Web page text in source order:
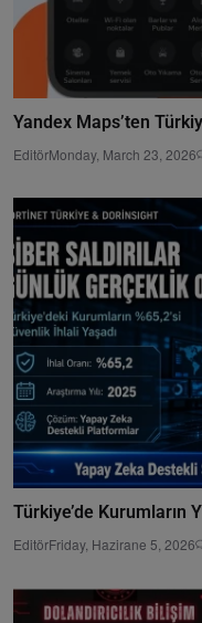
Yandex Maps’ten
EditörMonday, March 23, 2026
Türkiye’de Kurumların
EditörFriday, Hazirane 5, 2026